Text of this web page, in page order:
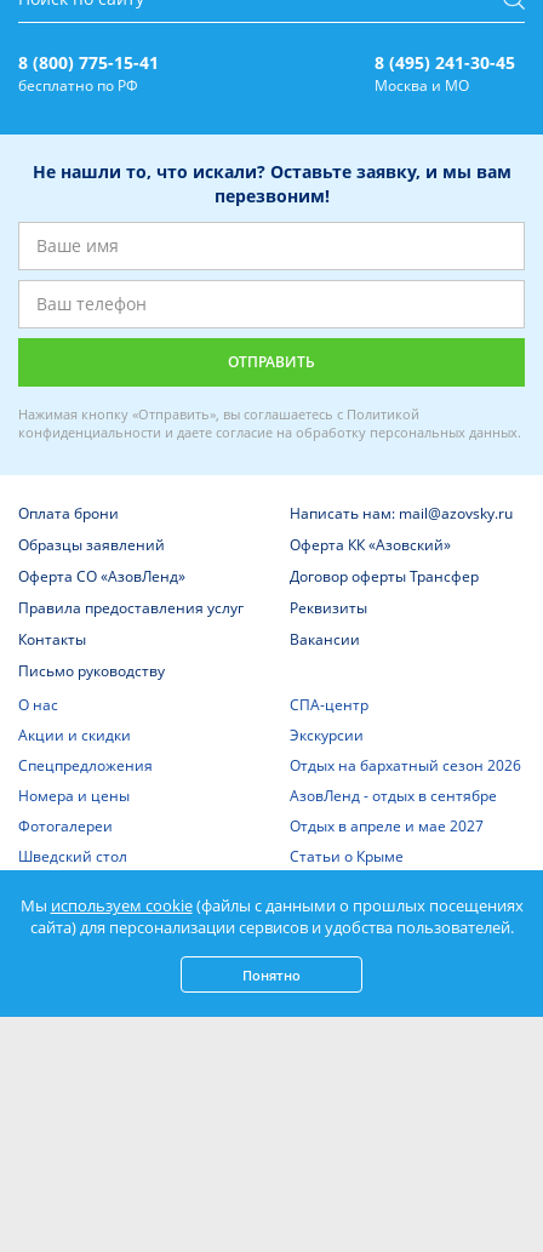
8 (800) 775-15-41
бесплатно по РФ
8 (495) 241-30-45
Москва и МО
Не нашли то, что искали? Оставьте заявку, и мы вам
перезвоним!
Нажимая кнопку «Отправить», вы соглашаетесь с Политикой
конфиденциальности и даете согласие на обработку персональных данных.
Оплата брони
Написать нам: mail@azovsky.ru
Образцы заявлений
Оферта КК «Азовский»
Оферта СО «АзовЛенд»
Договор оферты Трансфер
Правила предоставления услуг
Реквизиты
Контакты
Вакансии
Письмо руководству
О нас
Акции и скидки
Спецпредложения
Номера и цены
Фотогалереи
Шведский стол
Отдых на Азовском море
СПА-центр
Экскурсии
Отдых на бархатный сезон 2026
АзовЛенд - отдых в сентябре
Отдых в апреле и мае 2027
Статьи о Крыме
объектов классификации
Мы используем cookie(файлы с данными о прошлых посещениях
сайта) для персонализации сервисов и удобства пользователей.
Понятно